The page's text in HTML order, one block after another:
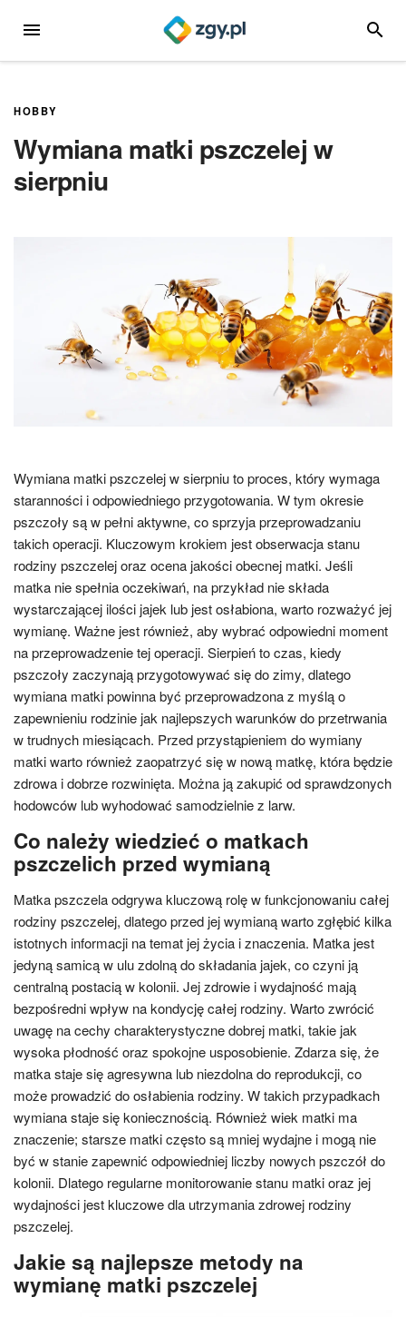
MENU
HOBBY
Wymiana matki pszczelej w
sierpniu
Wymiana matki pszczelej w sierpniu to proces, który wymaga
staranności i odpowiedniego przygotowania. W tym okresie
pszczoły są w pełni aktywne, co sprzyja przeprowadzaniu
takich operacji. Kluczowym krokiem jest obserwacja stanu
rodziny pszczelej oraz ocena jakości obecnej matki. Jeśli
matka nie spełnia oczekiwań, na przykład nie składa
wystarczającej ilości jajek lub jest osłabiona, warto rozważyć jej
wymianę. Ważne jest również, aby wybrać odpowiedni moment
na przeprowadzenie tej operacji. Sierpień to czas, kiedy
pszczoły zaczynają przygotowywać się do zimy, dlatego
wymiana matki powinna być przeprowadzona z myślą o
zapewnieniu rodzinie jak najlepszych warunków do przetrwania
w trudnych miesiącach. Przed przystąpieniem do wymiany
matki warto również zaopatrzyć się w nową matkę, która będzie
zdrowa i dobrze rozwinięta. Można ją zakupić od sprawdzonych
hodowców lub wyhodować samodzielnie z larw.
Co należy wiedzieć o matkach
pszczelich przed wymianą
Matka pszczela odgrywa kluczową rolę w funkcjonowaniu całej
rodziny pszczelej, dlatego przed jej wymianą warto zgłębić kilka
istotnych informacji na temat jej życia i znaczenia. Matka jest
jedyną samicą w ulu zdolną do składania jajek, co czyni ją
centralną postacią w kolonii. Jej zdrowie i wydajność mają
bezpośredni wpływ na kondycję całej rodziny. Warto zwrócić
uwagę na cechy charakterystyczne dobrej matki, takie jak
wysoka płodność oraz spokojne usposobienie. Zdarza się, że
matka staje się agresywna lub niezdolna do reprodukcji, co
może prowadzić do osłabienia rodziny. W takich przypadkach
wymiana staje się koniecznością. Również wiek matki ma
znaczenie; starsze matki często są mniej wydajne i mogą nie
być w stanie zapewnić odpowiedniej liczby nowych pszczół do
kolonii. Dlatego regularne monitorowanie stanu matki oraz jej
wydajności jest kluczowe dla utrzymania zdrowej rodziny
pszczelej.
Jakie są najlepsze metody na
wymianę matki pszczelej